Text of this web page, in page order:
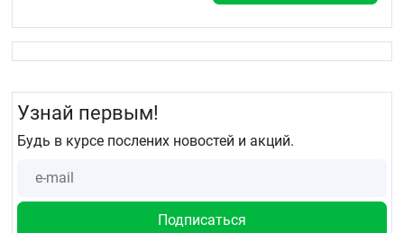
Узнай первым!
Будь в курсе послених новостей и акций.